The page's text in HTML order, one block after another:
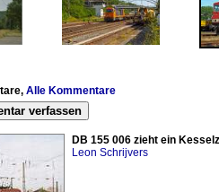
Alle Kommentare
verfassen
DB 155 006 zieht ein
Leon Schrijvers